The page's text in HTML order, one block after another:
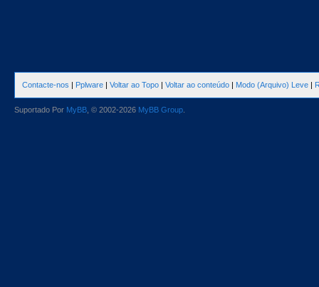
Contacte-nos | Pplware | Voltar ao Topo | Voltar ao conteúdo | Modo (Arquivo) Leve |
Suportado Por MyBB , © 2002-2026 MyBB Group